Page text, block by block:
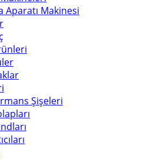
Aparatı Makinesi
Şişeleri